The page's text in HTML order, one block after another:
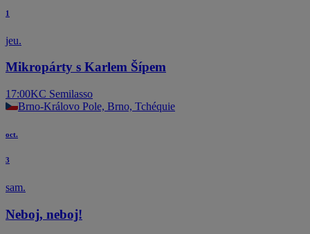
1
jeu.
Mikropárty s Karlem Šípem
17:00KC Semilasso
Brno-Královo Pole, Brno, Tchéquie
oct.
3
sam.
Neboj, neboj!